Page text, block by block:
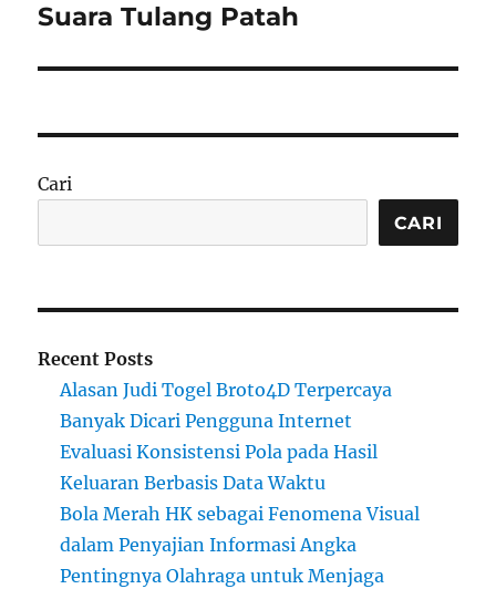
Suara Tulang Patah
Cari
CARI
Recent Posts
Alasan Judi Togel Broto4D Terpercaya
Banyak Dicari Pengguna Internet
Evaluasi Konsistensi Pola pada Hasil
Keluaran Berbasis Data Waktu
Bola Merah HK sebagai Fenomena Visual
dalam Penyajian Informasi Angka
Pentingnya Olahraga untuk Menjaga